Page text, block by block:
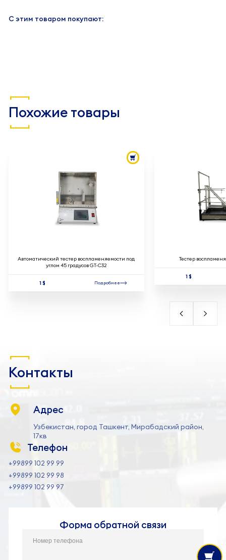
С этим товаром покупают:
Похожие товары
Автоматический тестер воспламеняемости под
углом 45 градусов GT-C32
1 $ Подробнее
Тестер
1 $
Контакты
Адрес
Узбекистан, город Ташкент, Мирабадский район,
17кв
Телефон
+99899 102 99 99
+99899 102 99 98
+99899 102 99 97
Форма обратной связи